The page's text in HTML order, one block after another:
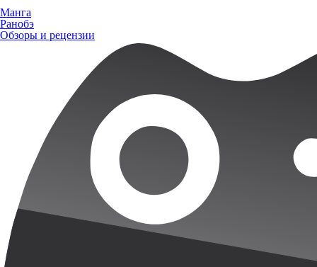
Манга
Ранобэ
Обзоры и рецензии